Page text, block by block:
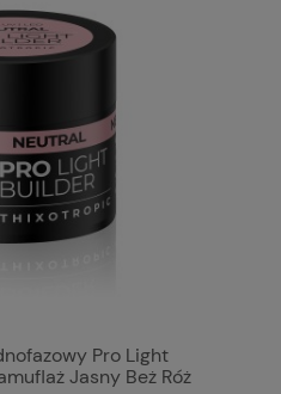
Pro Light
Jasny Beż Róż